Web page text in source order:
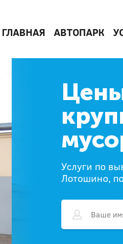
ГЛАВНАЯ АВТОПАРК
Услуги по
Лотошино,